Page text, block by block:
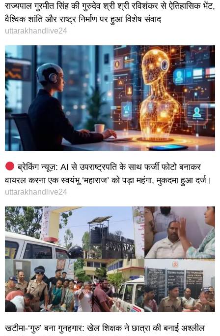
राज्यपाल गुरमीत सिंह की गुरुदेव श्री श्री रविशंकर से ऐतिहासिक भेंट,
वैश्विक शांति और राष्ट्र निर्माण पर हुआ विशेष संवाद
uttarakhandlive24
ब्रेकिंग न्यूज़: AI से उपराष्ट्रपति के साथ फर्जी फोटो बनाकर
वायरल करना एक स्वयंभू ‘महाराज’ को पड़ा महंगा, मुकदमा हुआ दर्ज।
uttarakhandlive24
खटीमा-‘गुरु’ बना गुनहगार: खेल शिक्षक ने छात्रा की बनाई अश्लील